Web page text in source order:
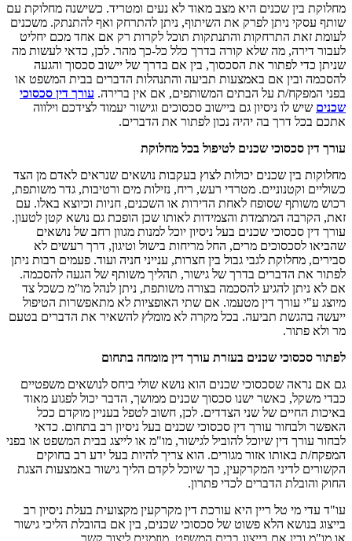
מחלוקת בין שכנים היא מצב מאוד לא נעים ומטריד. כשישנה מחלוקת עם
שותף עסקי ניתן לפרק את השיתוף, ניתן להתרחק ואף להתנתק. משכנים
לעומת זאת התרחקות והתנתקות תוכל לקרות רק אם אחד מכם יחליט
לעבור דירה, מה שלא קורה בדרך כלל כל-כך מהר. לכן, כדאי לעשות מה
שניתן כדי לפתור את הסכסוך, בין אם בדרך של יישוב סכסוך והגעה
להסכמה ובין אם באמצעות תביעה והתנהלות הדברים בבית המשפט או
בפני המפקח/ת על הבתים המשותפים, אם אין ברירה. עורך דין סכסוכי
שכנים שיש לו ניסיון גם ביישוב סכסוכים וגישור יעמוד לצידכם וילווה
אתכם בכל דרך בה יהיה נכון לפתור את הדברים.
עורך דין סכסוכי שכנים לטיפול בכל מחלוקת
מחלוקות בין שכנים יכולות לצוץ בעקבות נושאים שנראים לאדם מן הצד
כשוליים וקטנוניים. מטרדי רעש, ריח, נזילות מים ורטיבות, גדר משותפת,
רכוש משותף שסופח לאחת הדירות או השכנים, חניות וכיוצא באלו. עם
זאת, הקרבה המתמדת והצמידות לאותו שכן הופכת גם נושא קטן לטעון.
עורך דין סכסוכי שכנים בעל ניסיון יוכל למנות מגוון רחב של נושאים
שהביאו לסכסוכים מרים, החל מריחות בישול וטיגון, דרך רעשים לא
סבירים, מחלוקת לגבי גבול בין חצרות, ענייני חניה ועוד. פעמים רבות ניתן
לפתור את הדברים בדרך של גישור, תהליך משותף של הגעה להסכמה.
אם לא ניתן להגיע להסכמה בצורה משותפת, ניתן לנהל מו"מ כשכל צד
מיוצג ע"י עורך דין מטעמו. אם שתי האופציות לא מתאפשרות הטיפול
ייעשה בהגשת תביעה. בכל מקרה לא מומלץ להשאיר את הדברים בטעם
מר ולא פתור.
לפתור סכסוכי שכנים בעזרת עורך דין מומחה בתחום
גם אם נראה שסכסוכי שכנים הוא נושא שולי ביחס לנושאים משפטיים
כבדי משקל, כאשר ישנו סכסוך שכנים ממושך, הדבר יכול לפגוע מאוד
באיכות החיים של שני הצדדים. לכן, חשוב לטפל בעניין מוקדם ככל
האפשר ולבחור עורך דין סכסוכי שכנים בעל ניסיון רב בתחום. כדאי
לבחור עורך דין שיוכל להוביל לגישור, מו"מ או לייצג בבית המשפט או בפני
המפקח/ת באותו אזור מגורים. הוא צריך להיות בעל ידע רב בחוקים
הקשורים לדיני המקרקעין, כך שיוכל לקדם הליך גישור באמצעות הצגת
החוק והובלת הדברים לכדי פתרון.
עו"ד עדי מי טל ריין היא עורכת דין מקרקעין מקצועית בעלת ניסיון רב
בייצוג בנושא הלא פשוט של סכסוכי שכנים, בין אם בהובלת הליכי גישור
או מו"מ ובין אם בייצוג בבית המשפט. מוזמנים ליצור קשר.